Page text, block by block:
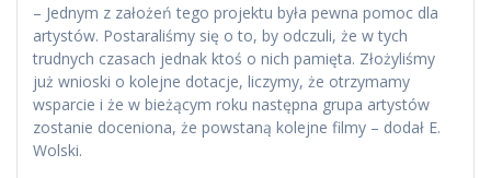
– Jednym z założeń tego projektu była pewna pomoc dla
artystów. Postaraliśmy się o to, by odczuli, że w tych
trudnych czasach jednak ktoś o nich pamięta. Złożyliśmy
już wnioski o kolejne dotacje, liczymy, że otrzymamy
wsparcie i że w bieżącym roku następna grupa artystów
zostanie doceniona, że powstaną kolejne filmy – dodał E.
Wolski.